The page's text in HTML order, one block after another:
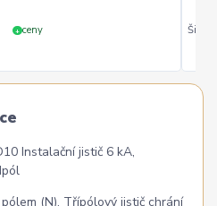
+ ceny
Instalační jistič 6 kA,
(N). Třípólový jistič chrání